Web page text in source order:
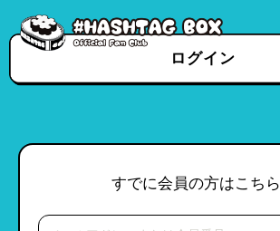
ログイン
すでに会員の方はこちら